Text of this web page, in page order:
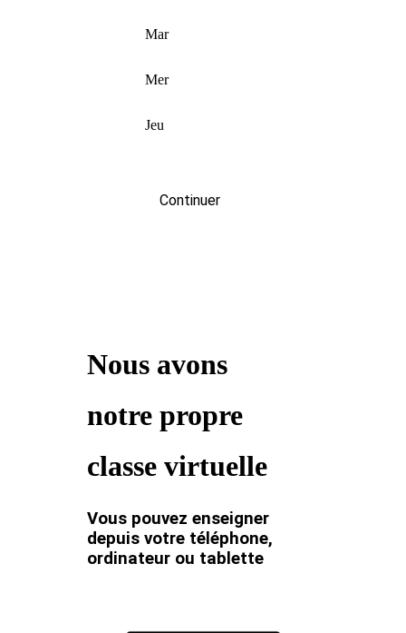
Mar
Mer
Jeu
Continuer
Nous avons
notre propre
classe virtuelle
Vous pouvez enseigner
depuis votre téléphone,
ordinateur ou tablette